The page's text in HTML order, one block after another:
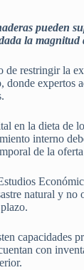
pueden
la magnitud
restringir la
donde
en la dieta de
interno
de la
natural y
capacidades
con